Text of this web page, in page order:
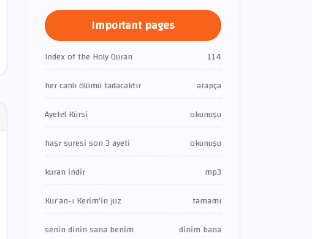
Important pages
Index of the Holy Quran
114
her canlı ölümü tadacaktır
arapça
Ayetel Kürsi
okunuşu
haşr suresi son 3 ayeti
okunuşu
kuran indir
mp3
Kur'an-ı Kerim'in juz
tamamı
senin dinin sana benim
dinim bana